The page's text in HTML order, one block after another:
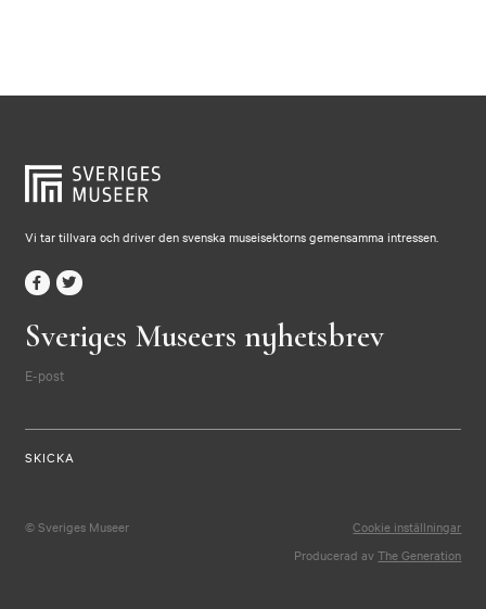
Vi tar tillvara och driver den svenska museisektorns gemensamma intressen.
Sveriges Museers nyhetsbrev
E-post
© Sveriges Museer
Cookie inställningar
Producerad avThe Generation